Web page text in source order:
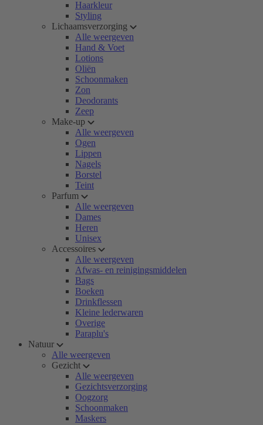
Haarkleur
Styling
Lichaamsverzorging
Alle weergeven
Hand & Voet
Lotions
Oliën
Schoonmaken
Zon
Deodorants
Zeep
Make-up
Alle weergeven
Ogen
Lippen
Nagels
Borstel
Teint
Parfum
Alle weergeven
Dames
Heren
Unisex
Accessoires
Alle weergeven
Afwas- en reinigingsmiddelen
Bags
Boeken
Drinkflessen
Kleine lederwaren
Overige
Paraplu's
Natuur
Alle weergeven
Gezicht
Alle weergeven
Gezichtsverzorging
Oogzorg
Schoonmaken
Maskers